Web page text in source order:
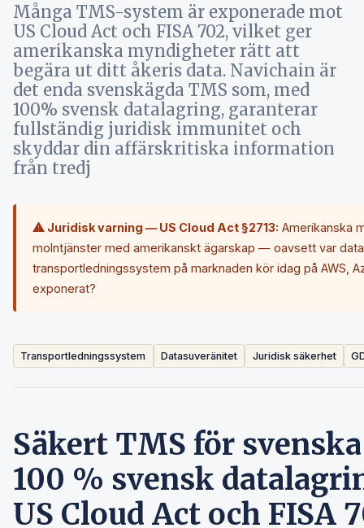
Många TMS-system är exponerade mot
US Cloud Act och FISA 702, vilket ger
amerikanska myndigheter rätt att
begära ut ditt åkeris data. Navichain är
det enda svenskägda TMS som, med
100% svensk datalagring, garanterar
fullständig juridisk immunitet och
skyddar din affärskritiska information
från tredj
⚠ Juridisk varning — US Cloud Act §2713: Amerikanska
molntjänster med amerikanskt ägarskap — oavsett var
transportledningssystem på marknaden kör idag på AWS,
exponerat?
Transportledningssystem Datasuveränitet Juridisk säkerhet
Säkert TMS för
100 % svensk
US Cloud Act och FISA